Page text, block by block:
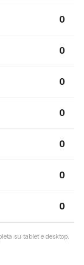
0
0
0
0
0
0
0
su tablet e desktop.